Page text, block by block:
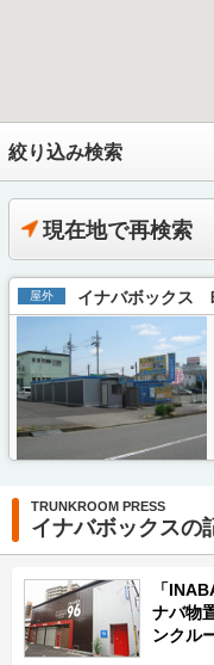
絞り込み検索
現在地で再検索
屋外 イナバボックス
TRUNKROOM PRESS
イナバボックスの
「
ナバ物
ンクル